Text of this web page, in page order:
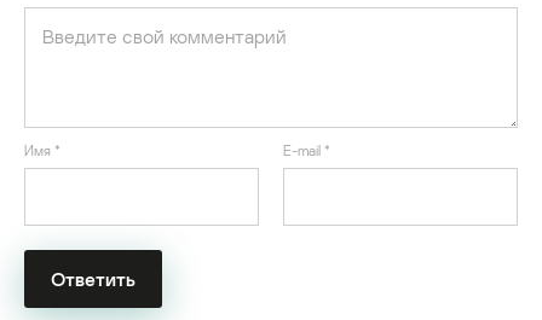
Имя * E-mail *